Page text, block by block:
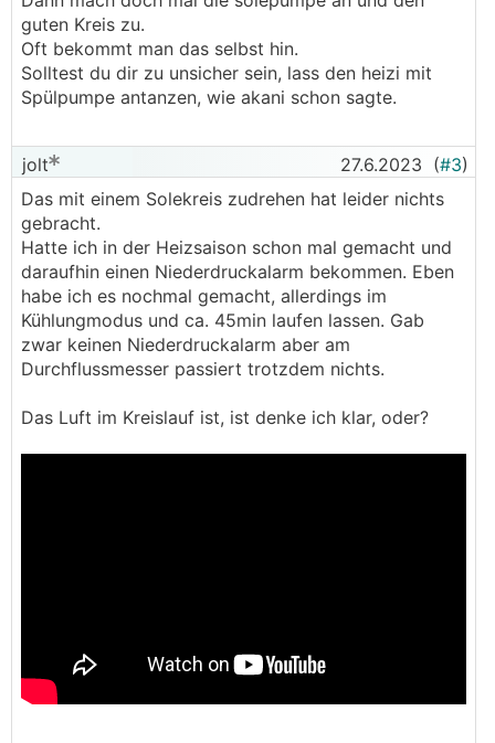
guten Kreis zu.
Oft bekommt man das selbst hin.
Solltest du dir zu unsicher sein, lass den heizi mit
Spülpumpe antanzen, wie akani schon sagte.
jolt 27.6.2023 (#3)
Das mit einem Solekreis zudrehen hat leider nichts
gebracht.
Hatte ich in der Heizsaison schon mal gemacht und
daraufhin einen Niederdruckalarm bekommen. Eben
habe ich es nochmal gemacht, allerdings im
Kühlungmodus und ca. 45min laufen lassen. Gab
zwar keinen Niederdruckalarm aber am
Durchflussmesser passiert trotzdem nichts.
Das Luft im Kreislauf ist, ist denke ich klar, oder?